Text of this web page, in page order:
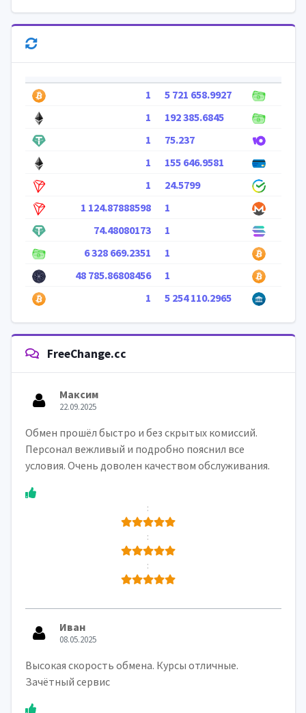
1
5 721 658.9927
1
192 385.6845
1
75.237
1
155 646.9581
1
24.5799
1 124.87888598
1
74.48080173
1
6 328 669.2351
1
48 785.86808456
1
1
5 254 110.2965
FreeChange.cc
Максим
22.09.2025
Обмен прошёл быстро и без скрытых комиссий.
Персонал вежливый и подробно пояснил все
условия. Очень доволен качеством обслуживания.
:
:
:
Иван
08.05.2025
Высокая скорость обмена. Курсы отличные.
Зачётный сервис